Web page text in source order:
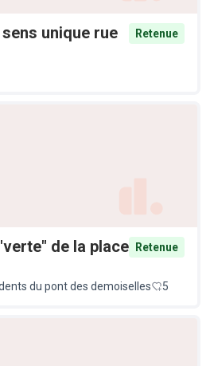
unique rue
Retenue
de la place Retenue
du pont des demoiselles 5